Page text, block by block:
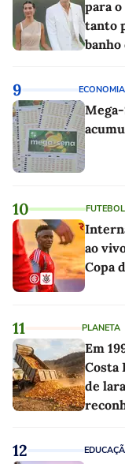
para
tanto
9 ECONOMIA
10 FUTEBOL
ao
Copa
11 PLANETA
Em
Costa
de
12